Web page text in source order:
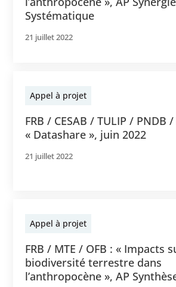
Systématique
21 juillet 2022
Appel à projet
FRB / CESAB / TULIP / PNDB
« Datashare », juin 2022
21 juillet 2022
Appel à projet
FRB / MTE / OFB : « Impacts
biodiversité terrestre dans
l’anthropocène », AP